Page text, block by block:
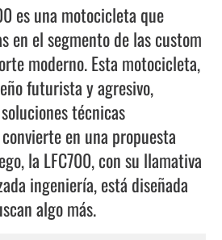
es una motocicleta que
en el segmento de las custom
moderno. Esta motocicleta,
futurista y agresivo,
técnicas
en una propuesta
la LFC700, con su llamativa
ingeniería, está diseñada
algo más.